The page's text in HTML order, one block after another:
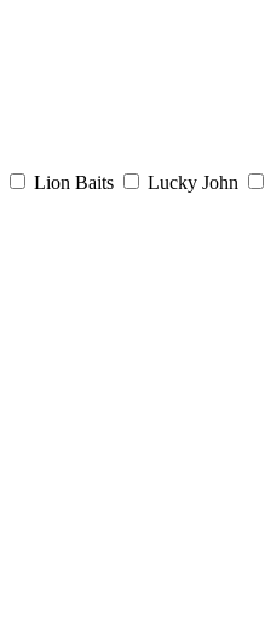
Lion Baits Lucky John